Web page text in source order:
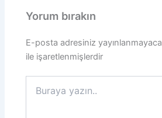
Yorum bırakın
E-posta adresiniz
ile işaretlenmişlerdir
yazın..